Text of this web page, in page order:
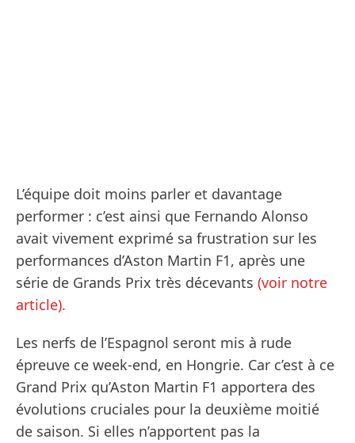
L’équipe doit moins parler et davantage
performer : c’est ainsi que Fernando Alonso
avait vivement exprimé sa frustration sur les
performances d’Aston Martin F1, après une
série de Grands Prix très décevants (voir notre
article).
Les nerfs de l’Espagnol seront mis à rude
épreuve ce week-end, en Hongrie. Car c’est à ce
Grand Prix qu’Aston Martin F1 apportera des
évolutions cruciales pour la deuxième moitié
de saison. Si elles n’apportent pas la